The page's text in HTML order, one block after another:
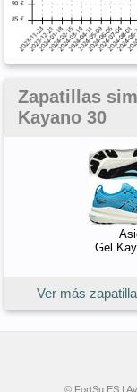
Zapatillas
Kayano 30
Gel
Ver más
© FortSu ES |